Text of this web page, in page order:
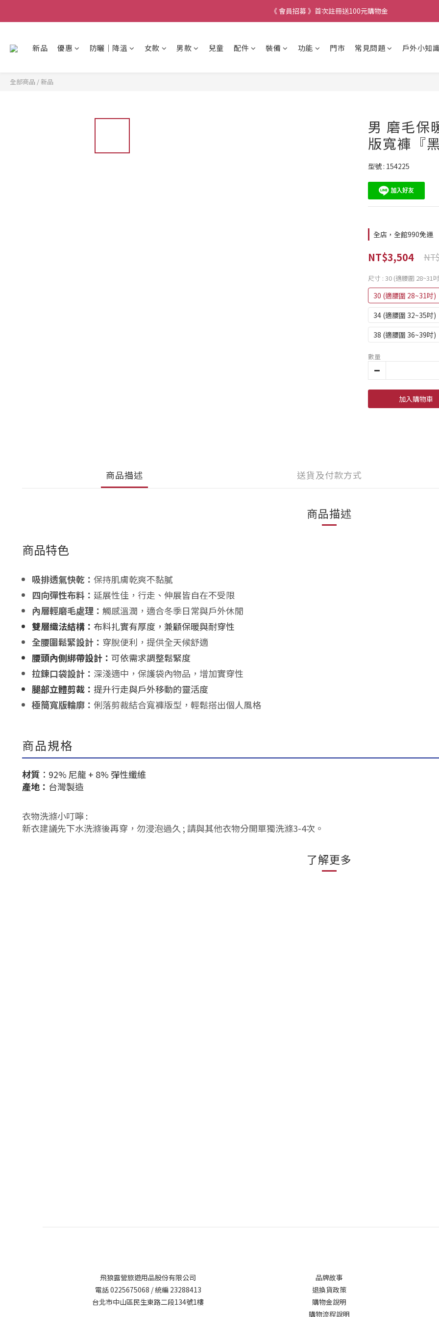
《 會員招募 》首次註冊送100元購物金
新品 優惠 防曬│降溫 女款 男款 兒童 配件 裝備 功能 門市 常見問題 戶外小知
全部商品 /新品
男 磨毛保
版寬褲『
型號 : 154225
全店，全館990免運
NT$3,504
尺寸 : 30 (適腰圍 28~31
30 (適腰圍 28~31吋)
34 (適腰圍 32~35吋)
38 (適腰圍 36~39吋)
數量
加入購物車
商品描述 送貨及付款方式
商品描述
商品特色
吸排透氣快乾： 保持肌膚乾爽不黏膩
四向彈性布料： 延展性佳，行走、伸展皆自在不受限
內層輕磨毛處理： 觸感溫潤，適合冬季日常與戶外休閒
雙層織法結構： 布料扎實有厚度，兼顧保暖與耐穿性
全腰圍鬆緊設計： 穿脫便利，提供全天候舒適
腰頭內側綁帶設計： 可依需求調整鬆緊度
拉鍊口袋設計： 深淺適中，保護袋內物品，增加實穿性
腿部立體剪裁： 提升行走與戶外移動的靈活度
極簡寬版輪廓： 俐落剪裁結合寬褲版型，輕鬆搭出個人風格
商品規格
材質 ：92% 尼龍 + 8% 彈性纖維
產地： 台灣製造
衣物洗滌小叮嚀 :
新衣建議先下水洗滌後再穿，勿浸泡過久 ; 請與其他衣物分開單獨洗滌3-4次。
了解更多
飛狼露營旅遊用品股份有限公司
電話 0225675068 / 統編 23288413
台北市中山區民生東路二段134號1樓
品牌故事
退換貨政策
購物金說明
購物流程說明